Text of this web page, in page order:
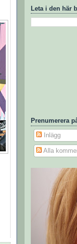
Leta i den här
Prenumerera
Inlägg
Alla